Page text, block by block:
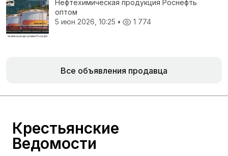
Нефтехимическая продукция Роснефть
оптом
5 июн 2026, 10:25 • 1 774
Все объявления продавца
Крестьянские
Ведомости